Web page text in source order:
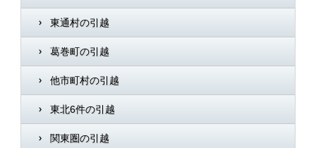
東通村の引越
葛巻町の引越
他市町村の引越
東北6件の引越
関東圏の引越